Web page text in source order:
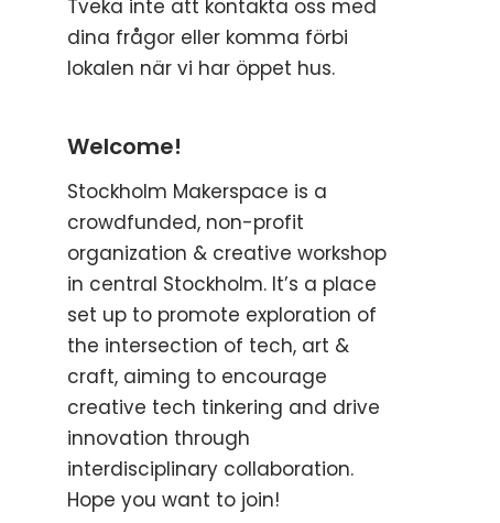
Tveka inte att kontakta oss med
dina frågor eller komma förbi
lokalen när vi har öppet hus.
Welcome!
Stockholm Makerspace is a
crowdfunded, non-profit
organization & creative workshop
in central Stockholm. It’s a place
set up to promote exploration of
the intersection of tech, art &
craft, aiming to encourage
creative tech tinkering and drive
innovation through
interdisciplinary collaboration.
Hope you want to join!